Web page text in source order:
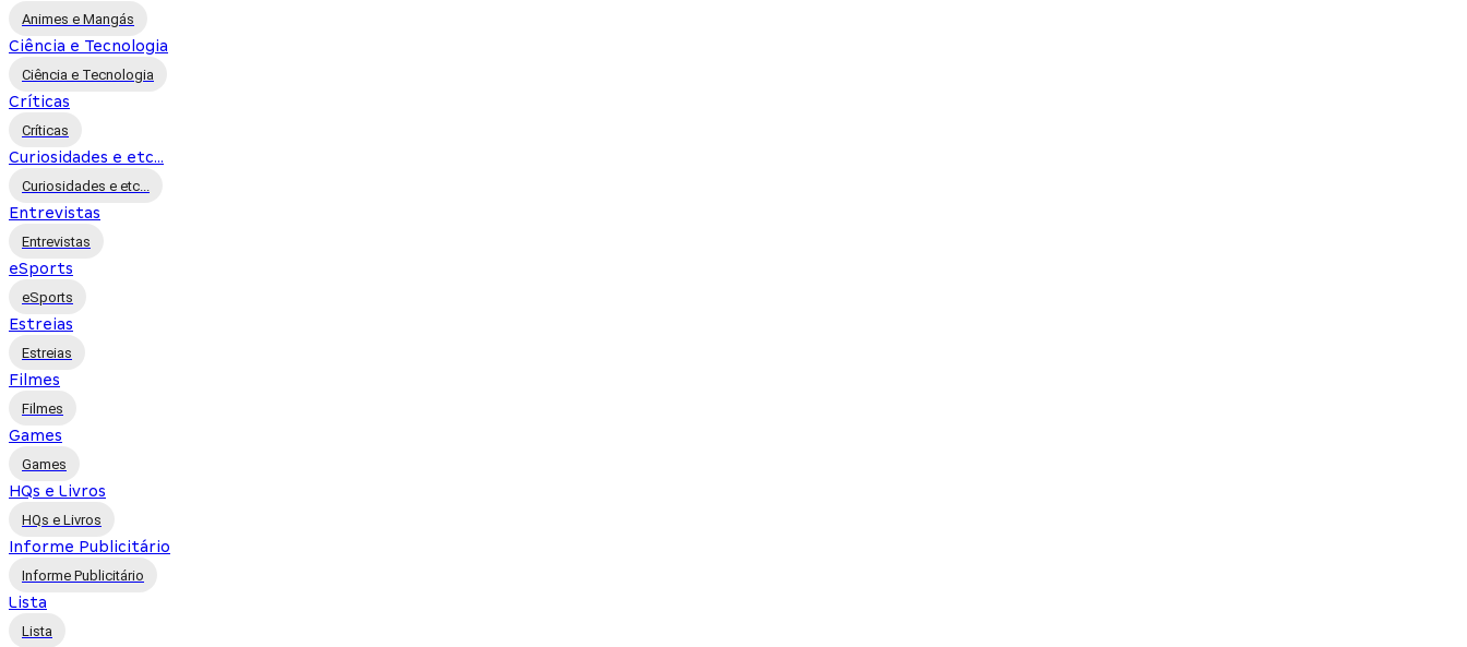
Animes e Mangás
Ciência e Tecnologia
Ciência e Tecnologia
Críticas
Críticas
Curiosidades e etc...
Curiosidades e etc...
Entrevistas
Entrevistas
eSports
eSports
Estreias
Estreias
Filmes
Filmes
Games
Games
HQs e Livros
HQs e Livros
Informe Publicitário
Informe Publicitário
Lista
Lista